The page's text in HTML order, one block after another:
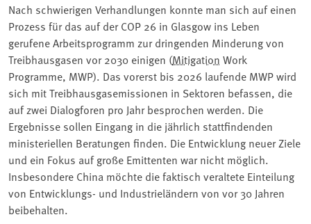
Nach schwierigen Verhandlungen konnte man sich auf einen
Prozess für das auf der COP 26 in Glasgow ins Leben
gerufene Arbeitsprogramm zur dringenden Minderung von
Treibhausgasen vor 2030 einigen (Mitigation Work
Programme, MWP). Das vorerst bis 2026 laufende MWP wird
sich mit Treibhausgasemissionen in Sektoren befassen, die
auf zwei Dialogforen pro Jahr besprochen werden. Die
Ergebnisse sollen Eingang in die jährlich stattfindenden
ministeriellen Beratungen finden. Die Entwicklung neuer Ziele
und ein Fokus auf große Emittenten war nicht möglich.
Insbesondere China möchte die faktisch veraltete Einteilung
von Entwicklungs- und Industrieländern von vor 30 Jahren
beibehalten.